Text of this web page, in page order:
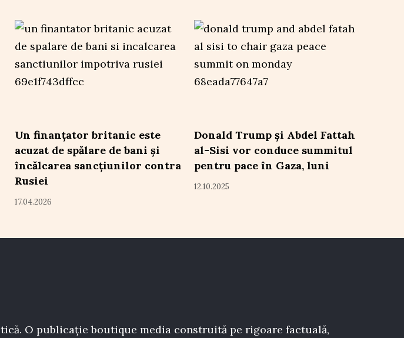
Un finanțator britanic este
acuzat de spălare de bani și
încălcarea sancțiunilor contra
Rusiei
17.04.2026
Donald Trump și Abdel Fattah
al-Sisi vor conduce summitul
pentru pace în Gaza, luni
12.10.2025
O publicație boutique media construită pe rigoare factuală,